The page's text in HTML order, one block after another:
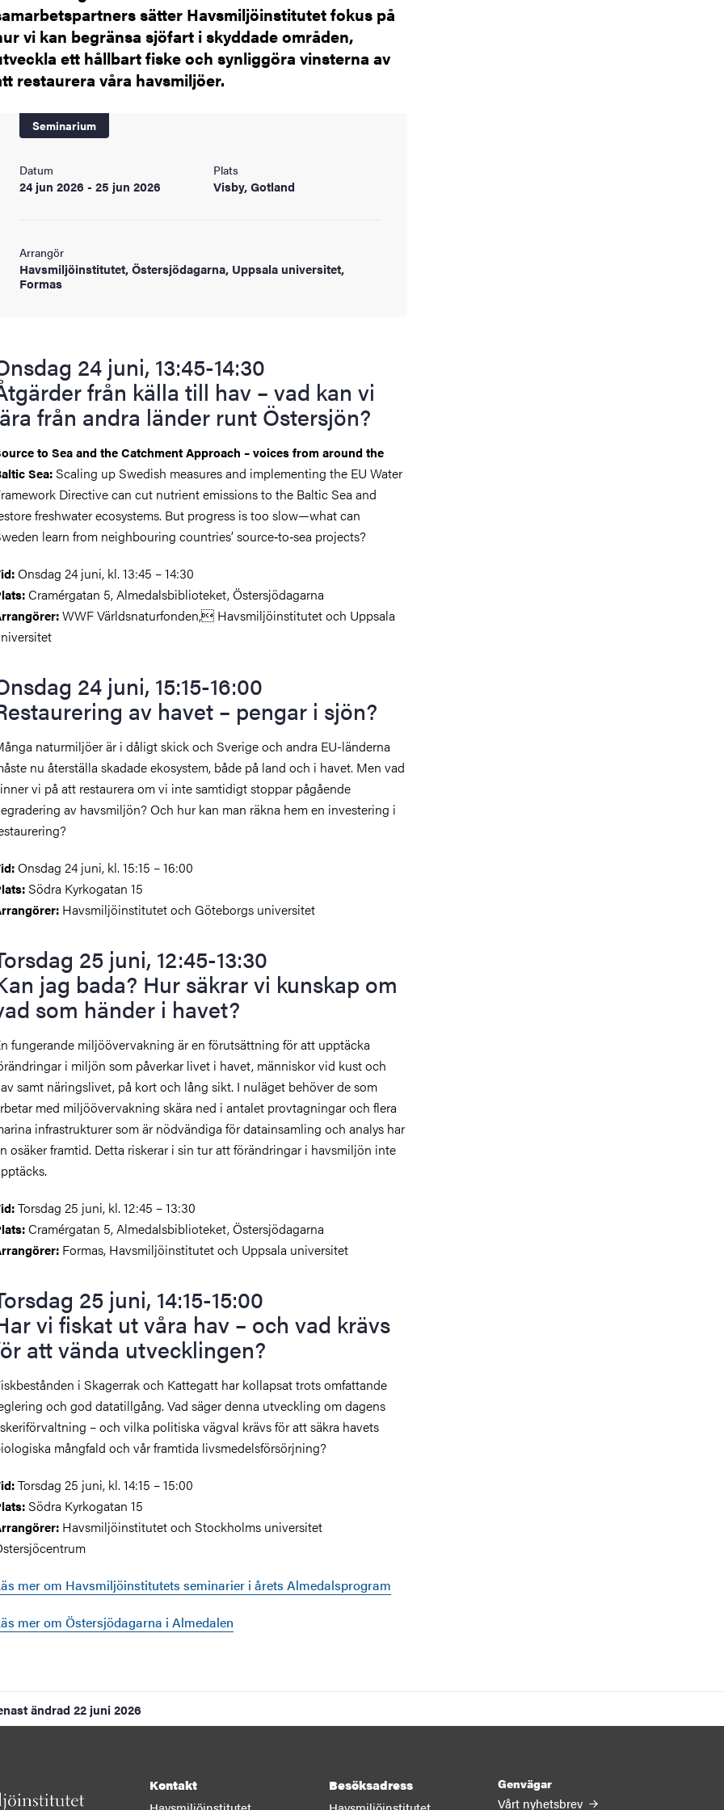
sätter Havsmiljöinstitutet fokus på
vi kan begränsa sjöfart i skyddade områden,
ett hållbart fiske och synliggöra vinsterna av
restaurera våra havsmiljöer.
Seminarium
Datum
24 jun 2026 - 25 jun 2026
Plats
Visby, Gotland
Arrangör
Havsmiljöinstitutet, Östersjödagarna, Uppsala universitet,
Formas
24 juni, 13:45-14:30
från källa till hav – vad kan vi
från andra länder runt Östersjön?
to Sea and the Catchment Approach – voices from around the
Sea: Scaling up Swedish measures and implementing the EU Water
Directive can cut nutrient emissions to the Baltic Sea and
freshwater ecosystems. But progress is too slow—what can
learn from neighbouring countries’ source‑to‑sea projects?
Onsdag 24 juni, kl. 13:45 – 14:30
Cramérgatan 5, Almedalsbiblioteket, Östersjödagarna
WWF Världsnaturfonden, Havsmiljöinstitutet och Uppsala
24 juni, 15:15-16:00
av havet– pengar i sjön?
naturmiljöer är i dåligt skick och Sverige och andra EU-länderna
nu återställa skadade ekosystem, både på land och i havet. Men vad
vi på att restaurera om vi inte samtidigt stoppar pågående
av havsmiljön? Och hur kan man räkna hem en investering i
Onsdag 24 juni, kl. 15:15 – 16:00
Södra Kyrkogatan 15
Havsmiljöinstitutet och Göteborgs universitet
25 juni, 12:45-13:30
jag bada? Hur säkrar vi kunskap om
som händer i havet?
fungerande miljöövervakning är en förutsättning för att upptäcka
i miljön som påverkar livet i havet, människor vid kust och
samt näringslivet, på kort och lång sikt. I nuläget behöver de som
med miljöövervakning skära ned i antalet provtagningar och flera
infrastrukturer som är nödvändiga för datainsamling och analys har
osäker framtid. Detta riskerar i sin tur att förändringar i havsmiljön inte
Torsdag 25 juni, kl. 12:45 – 13:30
Cramérgatan 5, Almedalsbiblioteket, Östersjödagarna
Formas, Havsmiljöinstitutet och Uppsala universitet
25 juni, 14:15-15:00
vi fiskat ut våra hav – och vad krävs
att vända utvecklingen?
i Skagerrak och Kattegatt har kollapsat trots omfattande
och god datatillgång. Vad säger denna utveckling om dagens
– och vilka politiska vägval krävs för att säkra havets
mångfald och vår framtida livsmedelsförsörjning?
Torsdag 25 juni, kl. 14:15 – 15:00
Södra Kyrkogatan 15
Havsmiljöinstitutet och Stockholms universitet
mer om Havsmiljöinstitutets seminarier i årets Almedalsprogram
mer om Östersjödagarna i Almedalen
ändrad 22 juni 2026
Kontakt
Besöksadress
Genvägar
Vårt nyhetsbrev